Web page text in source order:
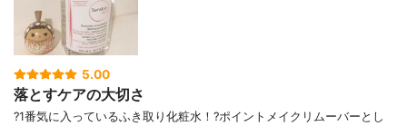
5.00
落とすケアの大切さ
?1番気に入っているふき取り化粧水！?ポイントメイクリムーバーとし